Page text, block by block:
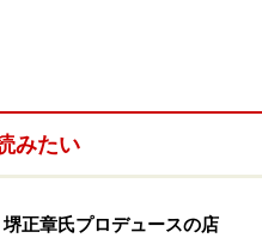
みたい
堺正章氏プロデュースの店